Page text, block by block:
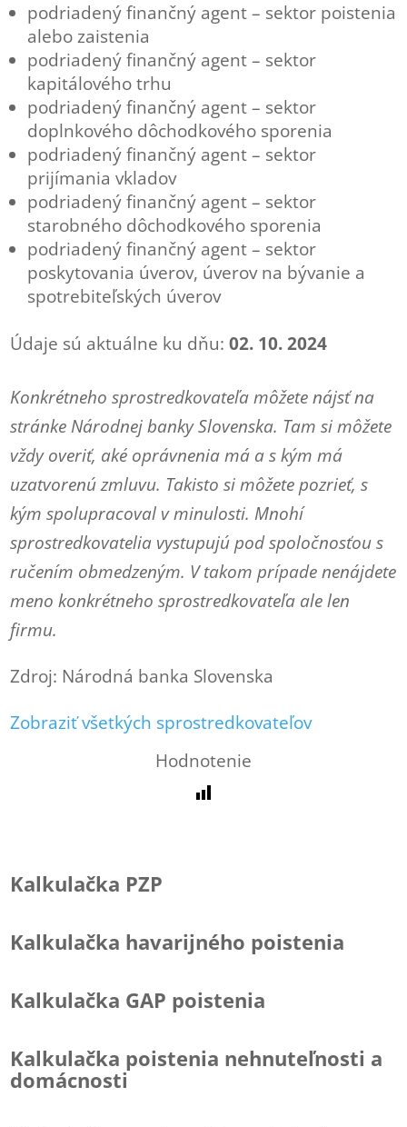
podriadený finančný agent – sektor poistenia
alebo zaistenia
podriadený finančný agent – sektor
kapitálového trhu
podriadený finančný agent – sektor
doplnkového dôchodkového sporenia
podriadený finančný agent – sektor
prijímania vkladov
podriadený finančný agent – sektor
starobného dôchodkového sporenia
podriadený finančný agent – sektor
poskytovania úverov, úverov na bývanie a
spotrebiteľských úverov
Údaje sú aktuálne ku dňu:02. 10. 2024
Konkrétneho sprostredkovateľa môžete nájsť na
stránke Národnej banky Slovenska. Tam si môžete
vždy overiť, aké oprávnenia má a s kým má
uzatvorenú zmluvu. Takisto si môžete pozrieť, s
kým spolupracoval v minulosti. Mnohí
sprostredkovatelia vystupujú pod spoločnosťou s
ručením obmedzeným. V takom prípade nenájdete
meno konkrétneho sprostredkovateľa ale len
firmu.
Zdroj: Národná banka Slovenska
Zobraziť všetkých sprostredkovateľov
Hodnotenie
Kalkulačka PZP
Kalkulačka havarijného poistenia
Kalkulačka GAP poistenia
Kalkulačka poistenia nehnuteľnosti a
domácnosti